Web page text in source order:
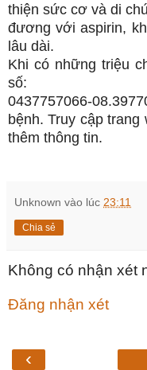
thiện sức cơ và di
đương với aspirin,
lâu dài.
Khi có những triệu
số:
0437757066-
bệnh. Truy cập trang
thêm thông tin.
Unknown vào lúc 23:11
Chia sẻ
Không có nhận xét
Đăng nhận xét
‹